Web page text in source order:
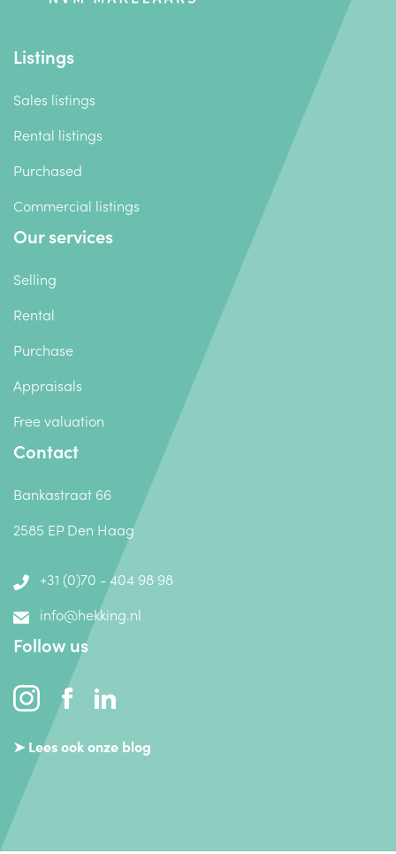
Listings
Sales listings
Rental listings
Purchased
Commercial listings
Our services
Selling
Rental
Purchase
Appraisals
Free valuation
Contact
Bankastraat 66
2585 EP Den Haag
+31 (0)70 - 404 98 98
info@hekking.nl
Follow us
➤ Lees ook onze blog